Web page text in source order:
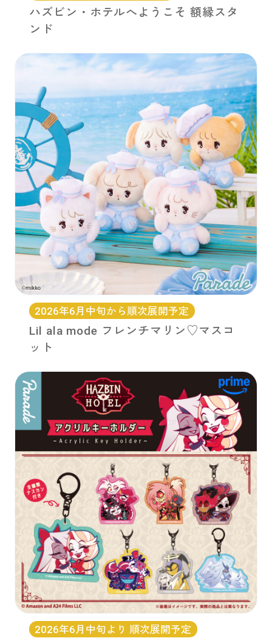
ハズビン・ホテルへようこそ 額縁スタ
ンド
2026年6月中旬から順次展開予定
Lil ala mode フレンチマリン♡マスコ
ット
2026年6月中旬より 順次展開予定